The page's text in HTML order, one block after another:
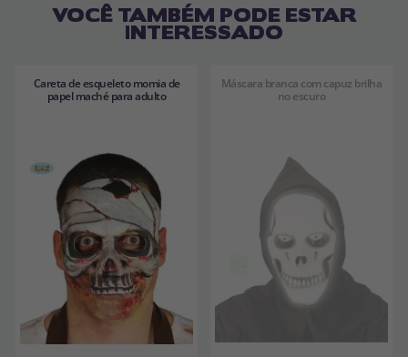
VOCÊ TAMBÉM PODE ESTAR
INTERESSADO
Careta de esqueleto momia de
papel maché para adulto
Máscara branca com capuz brilha
no escuro